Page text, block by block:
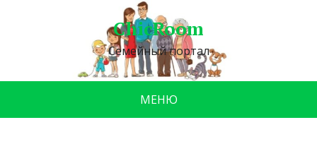
ChicRoom
Семейный портал
МЕНЮ